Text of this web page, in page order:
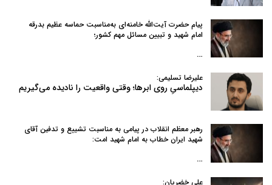
پیام حضرت آیت‌الله خامنه‌ای به‌مناسبت حماسه عظیم بدرقه
امام شهید و تبیین مسائل مهم کشور؛
…
علیرضا تسلیمی:
دیپلماسیِ روی ابرها؛ وقتی واقعیت را نادیده می‌گیریم
رهبر معظم انقلاب در پیامی به‌ مناسبت تشییع و تدفین آقای
شهید ایران خطاب به امام شهید امت:
…
علی خضریان: